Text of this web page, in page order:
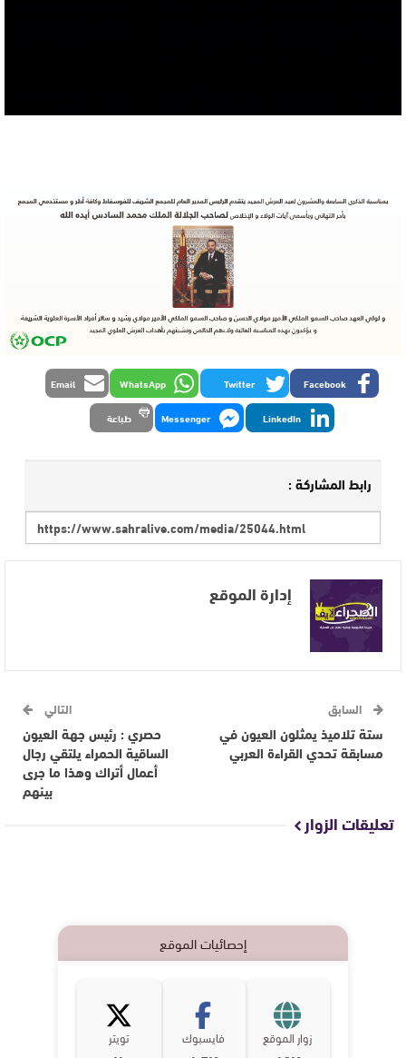
Facebook
Twitter
WhatsApp
Email
LinkedIn
Messenger طباعة
رابط المشاركة :
إدارة الموقع
السابق
ستة تلاميذ يمثلون العيون في
مسابقة تحدي القراءة العربي
التالي
حصري : رئيس جهة العيون
الساقية الحمراء يلتقي رجال
أعمال أتراك وهذا ما جرى
بينهم
تعليقات الزوار
إحصائيات الموقع
زوار الموقع فايسبوك تويتر